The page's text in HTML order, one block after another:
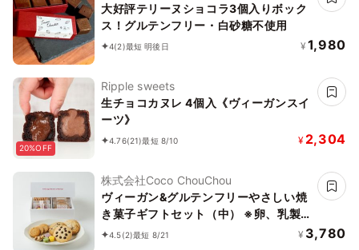
大好評テリーヌショコラ3個入りボック
ス！グルテンフリー・白砂糖不使用
4(2)最短 明後日 ¥ 1,980
20%OFF
Ripple sweets
生チョコカヌレ 4個入《ヴィーガンスイ
ーツ》
4.76(21)最短 8/10 ¥ 2,304
株式会社Coco ChouChou
ヴィーガン&グルテンフリーやさしい焼
き菓子ギフトセット（中） ※卵、乳製
品、小麦粉、白砂糖不使用 《ヴィーガ
4.5(2)最短 8/21 ¥ 3,780